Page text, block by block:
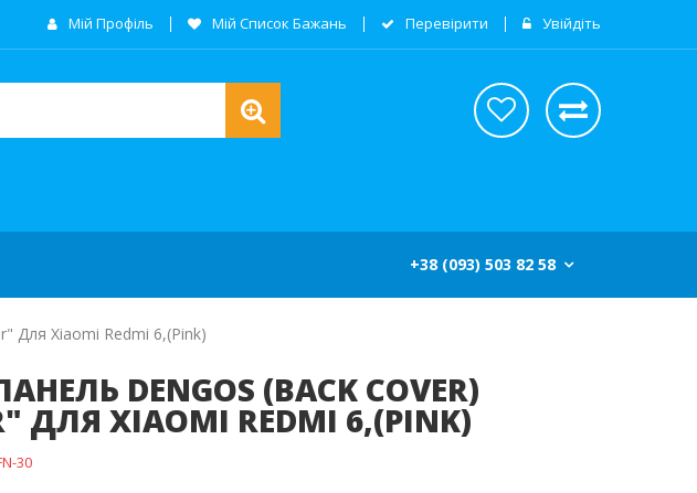
Мій Профіль Мій Список Бажань Перевірити Увійдіть
+38 (093) 503 82 58
Для Xiaomi Redmi 6,(pink)
DENGOS (BACK COVER)
ДЛЯ XIAOMI REDMI 6,(PINK)
30